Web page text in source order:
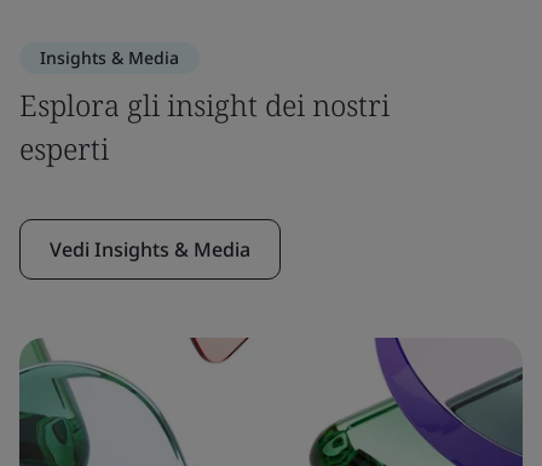
Insights & Media
Esplora gli insight dei nostri
esperti
Vedi Insights & Media